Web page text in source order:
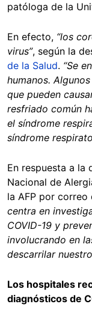
patóloga de la
En efecto, “los
virus”, según la
de la Salud. “Se
humanos.
que pueden
resfriado común
el síndrome
síndrome
En respuesta a la
Nacional de
la AFP por
centra en
COVID-19 y
involucrando en
descarrilar
Los hospitales
diagnósticos de